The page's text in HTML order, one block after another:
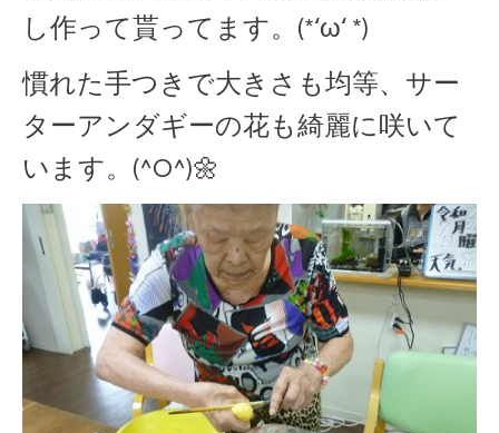
し作って貰ってます。(*‘ω‘ *)
慣れた手つきで大きさも均等、サー
ターアンダギーの花も綺麗に咲いて
います。(^O^)🌼